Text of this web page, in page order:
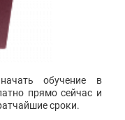
обучение в
прямо сейчас и
сроки.